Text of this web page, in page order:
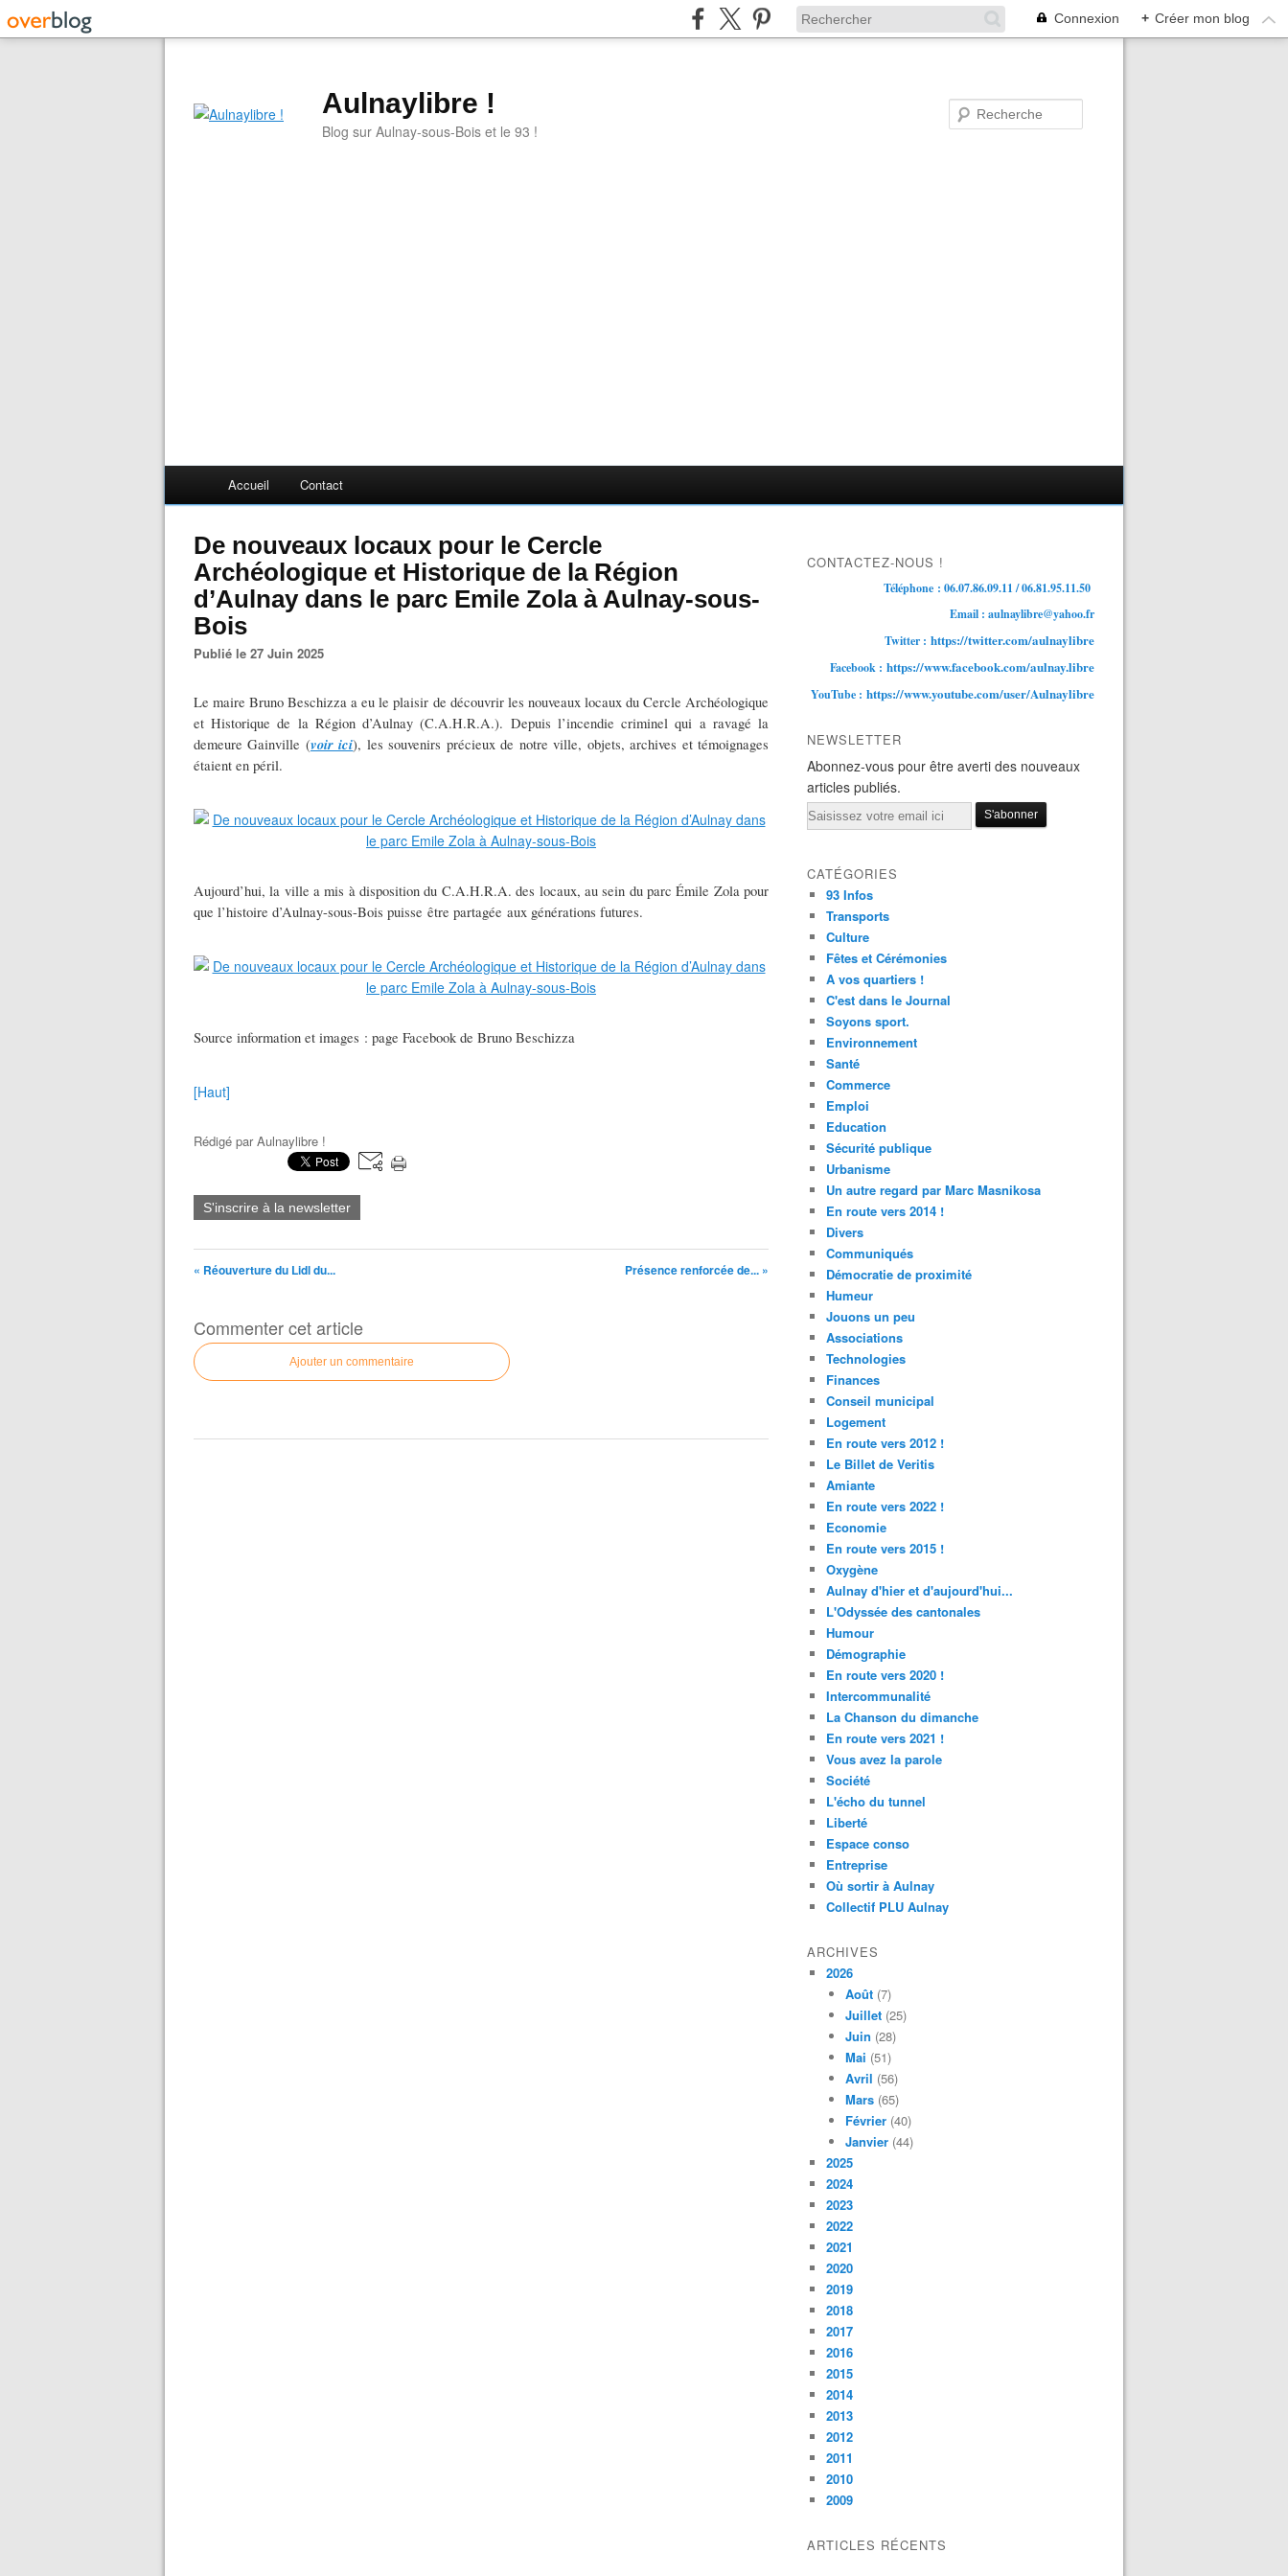
Connexion + Créer mon blog
Aulnaylibre !
Blog sur Aulnay-sous-Bois et le 93 !
Accueil Contact
De nouveaux locaux pour le Cercle
Archéologique et Historique de la Région
d’Aulnay dans le parc Emile Zola à Aulnay-sous-
Bois
Publié le 27 Juin 2025
Le maire Bruno Beschizza a eu le plaisir de découvrir les nouveaux locaux du Cercle Archéologique
et Historique de la Région d’Aulnay (C.A.H.R.A.). Depuis l’incendie criminel qui a ravagé la
demeure Gainville (voir ici), les souvenirs précieux de notre ville, objets, archives et témoignages
étaient en péril.
Aujourd’hui, la ville a mis à disposition du C.A.H.R.A. des locaux, au sein du parc Émile Zola pour
que l’histoire d’Aulnay-sous-Bois puisse être partagée aux générations futures.
Source information et images : page Facebook de Bruno Beschizza
[Haut]
Rédigé parAulnaylibre !
S'inscrire à la newsletter
« Réouverture du Lidl du... Présence renforcée de... »
Commenter cet article
Ajouter un commentaire
CONTACTEZ-NOUS !
Téléphone : 06.07.86.09.11 / 06.81.95.11.50
Email : aulnaylibre@yahoo.fr
Twitter : https://twitter.com/aulnaylibre
Facebook : https://www.facebook.com/aulnay.libre
YouTube : https://www.youtube.com/user/Aulnaylibre
NEWSLETTER
Abonnez-vous pour être averti des nouveaux
articles publiés.
Email
CATÉGORIES
93 Infos
Transports
Culture
Fêtes et Cérémonies
A vos quartiers !
C'est dans le Journal
Soyons sport.
Environnement
Santé
Commerce
Emploi
Education
Sécurité publique
Urbanisme
Un autre regard par Marc Masnikosa
En route vers 2014 !
Divers
Communiqués
Démocratie de proximité
Humeur
Jouons un peu
Associations
Technologies
Finances
Conseil municipal
Logement
En route vers 2012 !
Le Billet de Veritis
Amiante
En route vers 2022 !
Economie
En route vers 2015 !
Oxygène
Aulnay d'hier et d'aujourd'hui...
L'Odyssée des cantonales
Humour
Démographie
En route vers 2020 !
Intercommunalité
La Chanson du dimanche
En route vers 2021 !
Vous avez la parole
Société
L'écho du tunnel
Liberté
Espace conso
Entreprise
Où sortir à Aulnay
Collectif PLU Aulnay
ARCHIVES
2026
Août (7)
Juillet (25)
Juin (28)
Mai (51)
Avril (56)
Mars (65)
Février (40)
Janvier (44)
2025
2024
2023
2022
2021
2020
2019
2018
2017
2016
2015
2014
2013
2012
2011
2010
2009
ARTICLES RÉCENTS